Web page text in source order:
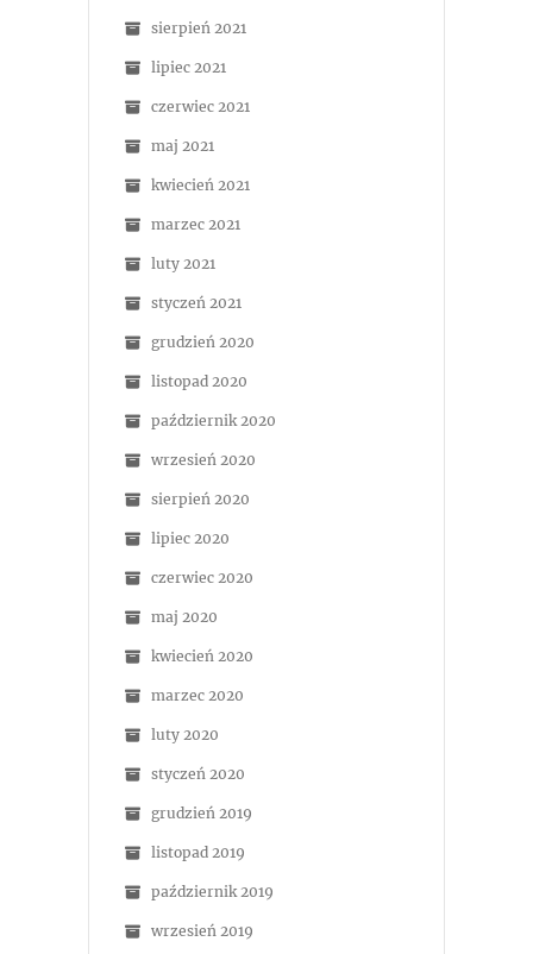
sierpień 2021
lipiec 2021
czerwiec 2021
maj 2021
kwiecień 2021
marzec 2021
luty 2021
styczeń 2021
grudzień 2020
listopad 2020
październik 2020
wrzesień 2020
sierpień 2020
lipiec 2020
czerwiec 2020
maj 2020
kwiecień 2020
marzec 2020
luty 2020
styczeń 2020
grudzień 2019
listopad 2019
październik 2019
wrzesień 2019